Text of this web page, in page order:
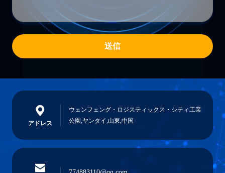
送信
アドレス
ウェンフェング・ロジスティックス・シティ工業
公園,ヤンタイ,山東,中国